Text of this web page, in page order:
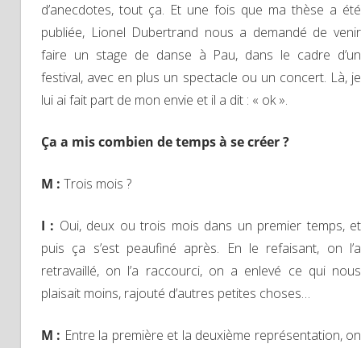
d’anecdotes, tout ça. Et une fois que ma thèse a été
publiée, Lionel Dubertrand nous a demandé de venir
faire un stage de danse à Pau, dans le cadre d’un
festival, avec en plus un spectacle ou un concert. Là, je
lui ai fait part de mon envie et il a dit : « ok ».
Ça a mis combien de temps à se créer ?
M : Trois mois ?
I : Oui, deux ou trois mois dans un premier temps, et
puis ça s’est peaufiné après. En le refaisant, on l’a
retravaillé, on l’a raccourci, on a enlevé ce qui nous
plaisait moins, rajouté d’autres petites choses…
M : Entre la première et la deuxième représentation, on